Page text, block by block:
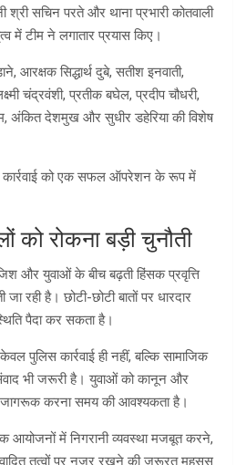
सचिन परते और थाना प्रभारी कोतवाली
में टीम ने लगातार प्रयास किए।
आरक्षक सिद्धार्थ दुबे, सतीश इनवाती,
चंद्रवंशी, प्रतीक बघेल, प्रदीप चौधरी,
अंकित देशमुख और सुधीर डहेरिया की विशेष
कार्रवाई को एक सफल ऑपरेशन के रूप में
को रोकना बड़ी चुनौती
और युवाओं के बीच बढ़ती हिंसक प्रवृत्ति
जा रही है। छोटी-छोटी बातों पर धारदार
पैदा कर सकता है।
पुलिस कार्रवाई ही नहीं, बल्कि सामाजिक
भी जरूरी है। युवाओं को कानून और
जागरूक करना समय की आवश्यकता है।
आयोजनों में निगरानी व्यवस्था मजबूत करने,
तत्वों पर नजर रखने की जरूरत महसूस